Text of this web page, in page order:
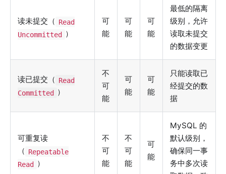
读未提交（ Read
Uncommitted ）
可
能
可
能
可
能
最低的隔离
级别，允许
读取未提交
的数据变更
读已提交（ Read
Committed ）
不
可
能
可
能
可
能
只能读取已
经提交的数
据
可重复读
（ Repeatable
Read ）
不
可
能
不
可
能
可
能
MySQL 的
默认级别，
确保同一事
务中多次读